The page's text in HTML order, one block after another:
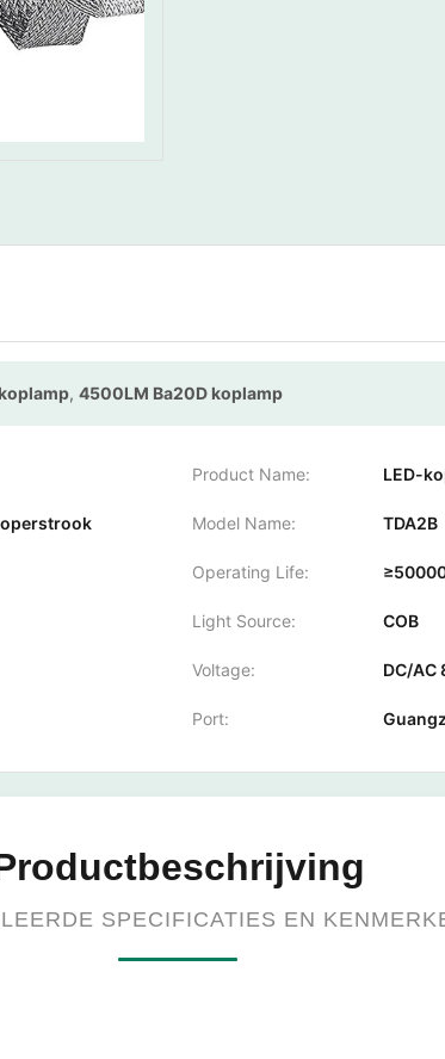
, 4500LM Ba20D koplamp
Product Name: LED-
Model Name: TDA2B
Operating Life:
Light Source: COB
Voltage: DC/AC
Port:
SPECIFICATIES EN